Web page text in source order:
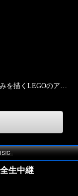
を描くLEGOのア…
生中継